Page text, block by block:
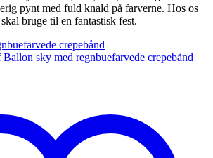
pynt med fuld knald på farverne. Hos os
bruge til en fantastisk fest.